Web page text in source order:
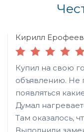
Кирилл Ерофеев
Купил на свою
объявлению. Не
появляться
Думал
Там оказалось,